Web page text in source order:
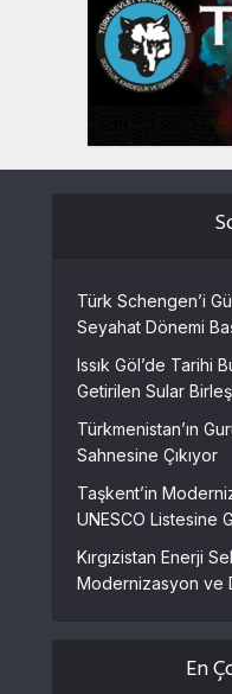
Türk Schengen’i
Seyahat Dönemi
Issık Göl’de Tarihi
Getirilen Sular
Türkmenistan’ın
Sahnesine Çıkıyor
Taşkent’in
UNESCO Listesine
Kırgızistan Enerji
Modernizasyon ve
En